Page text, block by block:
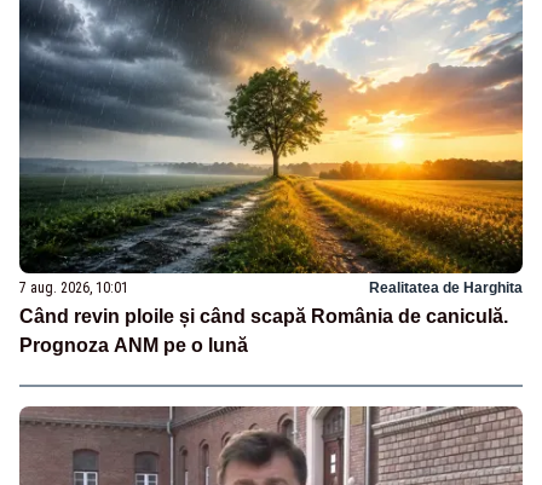
7 aug. 2026, 10:01 Realitatea de Harghita
Când revin ploile și când scapă România de caniculă.
Prognoza ANM pe o lună